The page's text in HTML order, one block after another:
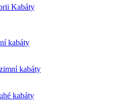
Kabáty
kabáty
kabáty
kabáty